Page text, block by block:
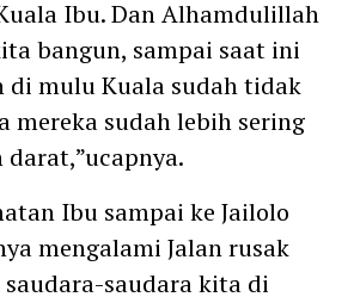
Ibu. Dan Alhamdulillah
bangun, sampai saat ini
di mulu Kuala sudah tidak
mereka sudah lebih sering
Ibu sampai ke Jailolo
mengalami Jalan rusak
saudara kita di